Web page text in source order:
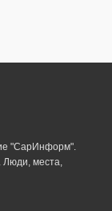
"СарИнформ".
Люди, места,